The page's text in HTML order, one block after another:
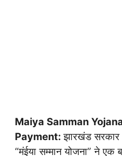
Maiya Samman
Payment:झारखंड सरकार
“मंईया सम्मान योजना” ने एक